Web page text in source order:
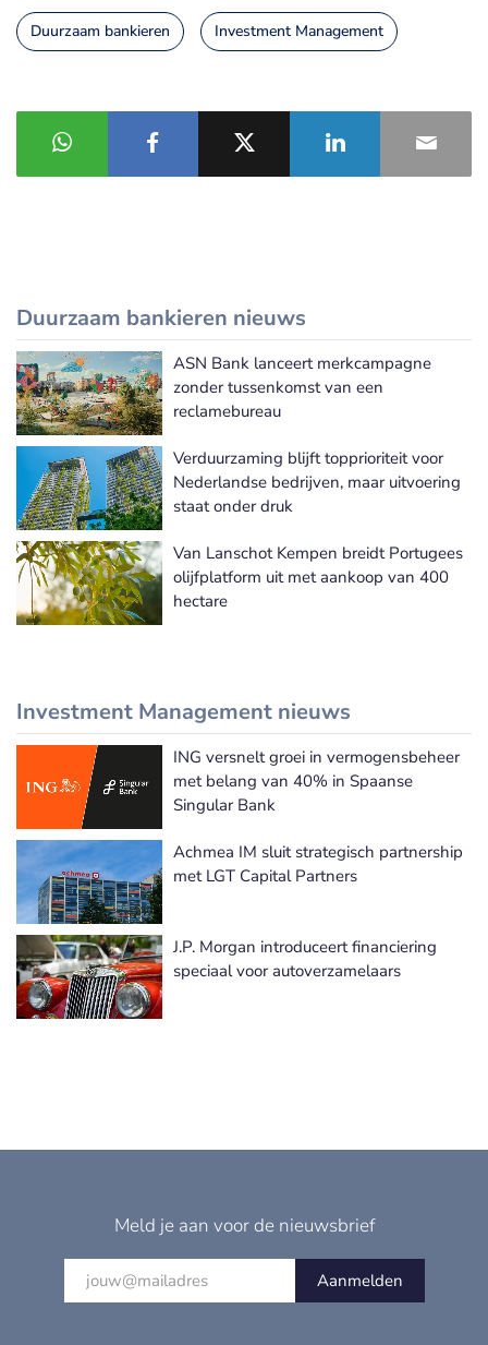
Duurzaam bankieren Investment Management
Duurzaam bankieren nieuws
Meer Duurzaam bankieren nieuws
ASN Bank lanceert merkcampagne
zonder tussenkomst van een
reclamebureau
Verduurzaming blijft topprioriteit voor
Nederlandse bedrijven, maar uitvoering
staat onder druk
Van Lanschot Kempen breidt Portugees
olijfplatform uit met aankoop van 400
hectare
Investment Management nieuws
Meer Investment Management nieuws
ING versnelt groei in vermogensbeheer
met belang van 40% in Spaanse
Singular Bank
Achmea IM sluit strategisch partnership
met LGT Capital Partners
J.P. Morgan introduceert financiering
speciaal voor autoverzamelaars
Meld je aan voor de nieuwsbrief
Aanmelden